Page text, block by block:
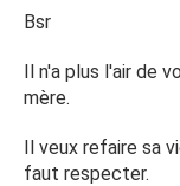
gache ma
Mr se contenté de
nouvelles , en me
l'accouchement
vraiment super
Bsr
Il n'a plus l'air de
mère.
Il veux refaire sa
faut respecter.